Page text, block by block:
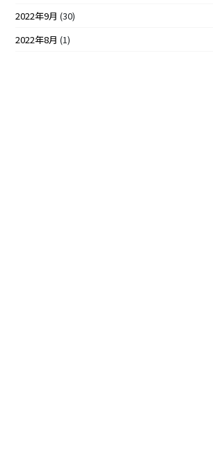
2022年9月 (30)
2022年8月 (1)